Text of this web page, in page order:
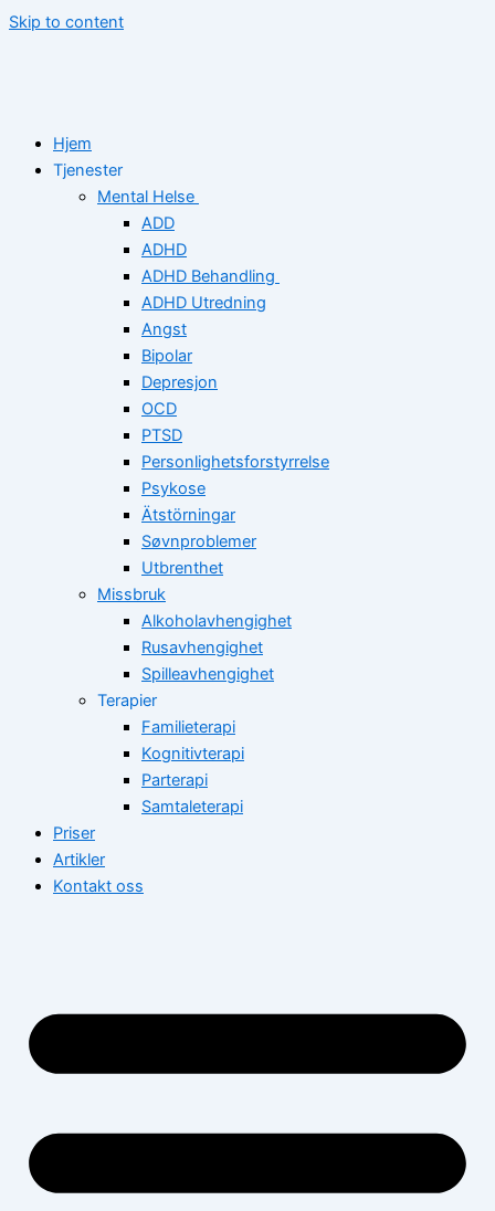
Skip to content
Hjem
Tjenester
Mental Helse
ADD
ADHD
ADHD Behandling
ADHD Utredning
Angst
Bipolar
Depresjon
OCD
PTSD
Personlighetsforstyrrelse
Psykose
Ätstörningar
Søvnproblemer
Utbrenthet
Missbruk
Alkoholavhengighet
Rusavhengighet
Spilleavhengighet
Terapier
Familieterapi
Kognitivterapi
Parterapi
Samtaleterapi
Priser
Artikler
Kontakt oss